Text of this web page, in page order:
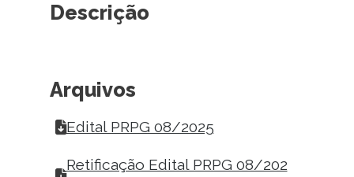
Descrição
Arquivos
Edital PRPG 08/2025
Retificação Edital PRPG 08/202